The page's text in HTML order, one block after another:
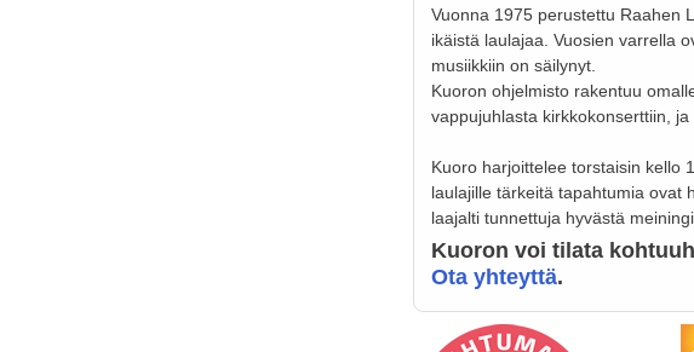
Vuonna 1975 perustettu Raahen
ikäistä laulajaa. Vuosien varrella
musiikkiin on säilynyt.
Kuoron ohjelmisto rakentuu
vappujuhlasta kirkkokonserttiin,
Kuoro harjoittelee torstaisin kello
laulajille tärkeitä tapahtumia ovat
laajalti tunnettuja hyvästä
Kuoron voi tilata
Ota yhteyttä.